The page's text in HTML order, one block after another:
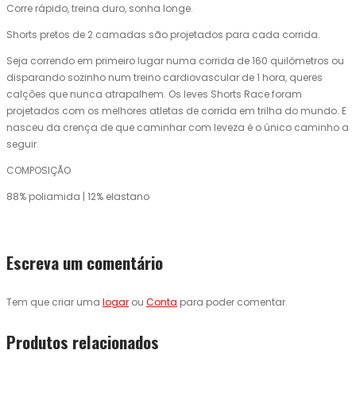
Corre rápido, treina duro, sonha longe.
Shorts pretos de 2 camadas são projetados para cada corrida.
Seja correndo em primeiro lugar numa corrida de 160 quilômetros ou
disparando sozinho num treino cardiovascular de 1 hora, queres
calções que nunca atrapalhem. Os leves Shorts Race foram
projetados com os melhores atletas de corrida em trilha do mundo. E
nasceu da crença de que caminhar com leveza é o único caminho a
seguir.
COMPOSIÇÃO
88% poliamida | 12% elastano
Escreva um comentário
Tem que criar uma logar ou Conta para poder comentar.
Produtos relacionados